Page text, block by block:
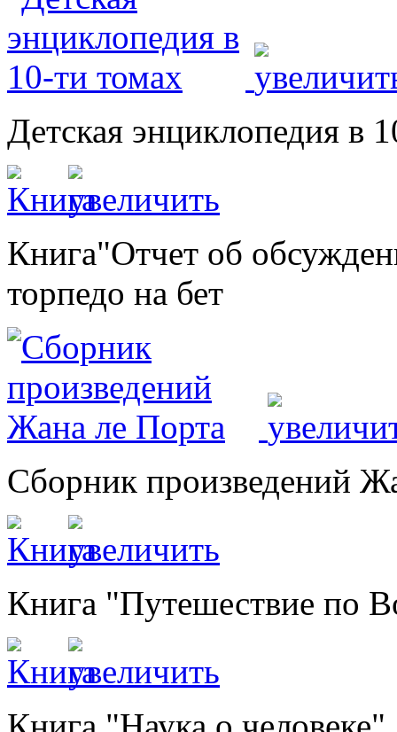
Детская энциклопедия в
Книга"Отчет об
торпедо на бет
Сборник произведений
Книга "Путешествие по